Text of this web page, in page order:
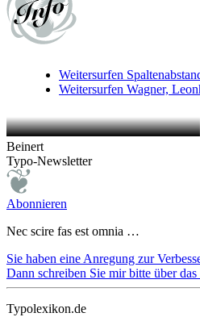
Weitersurfen
Weitersurfen Wagner,
Beinert
Typo-Newsletter
Abonnieren
Nec scire fas est omnia …
Sie haben eine Anregung zur
Dann schreiben Sie mir bitte über
Typolexikon.de